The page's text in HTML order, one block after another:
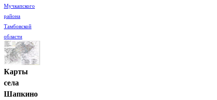
Мучкапского
района
Тамбовской
области
Карты
села
Шапкино